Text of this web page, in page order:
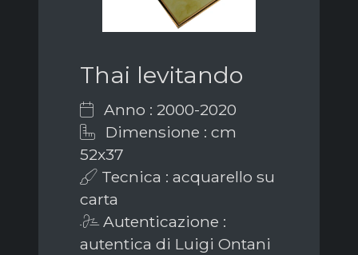
Thai levitando
Anno : 2000-2020
Dimensione : cm
52x37
Tecnica : acquarello su
carta
Autenticazione :
autentica di Luigi Ontani